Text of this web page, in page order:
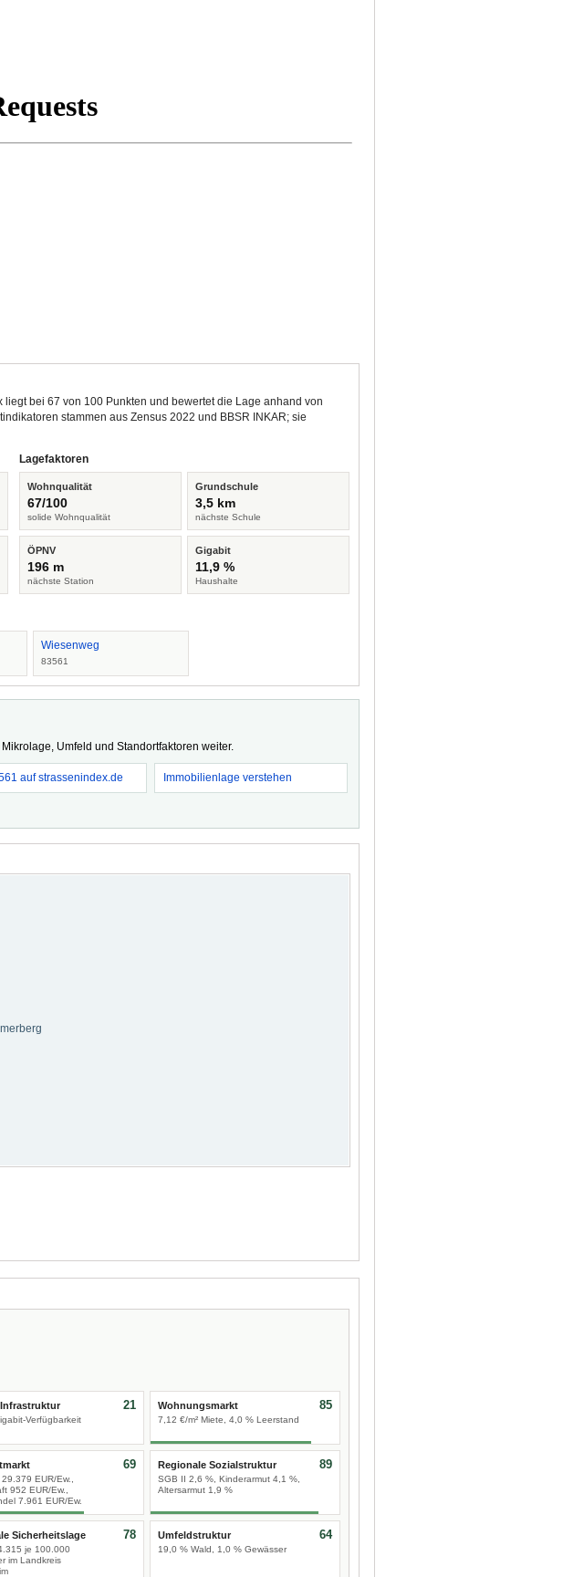
bei 67 von 100 Punkten und bewertet die Lage anhand von
stammen aus Zensus 2022 und BBSR INKAR; sie
Lagefaktoren
Wohnqualität
67/100
solide Wohnqualität
Grundschule
3,5 km
nächste Schule
ÖPNV
196 m
nächste Station
Gigabit
11,9 %
Haushalte
Wiesenweg
83561
Umfeld und Standortfaktoren weiter.
auf strassenindex.de Immobilienlage verstehen
Verfügbarkeit
21 Wohnungsmarkt
7,12 €/m² Miete, 4,0 % Leerstand
85
EUR/Ew.,
952 EUR/Ew.,
7.961 EUR/Ew.
69 Regionale Sozialstruktur
SGB II 2,6 %, Kinderarmut 4,1 %,
Altersarmut 1,9 %
89
Sicherheitslage
je 100.000
im Landkreis
78 Umfeldstruktur
19,0 % Wald, 1,0 % Gewässer
64